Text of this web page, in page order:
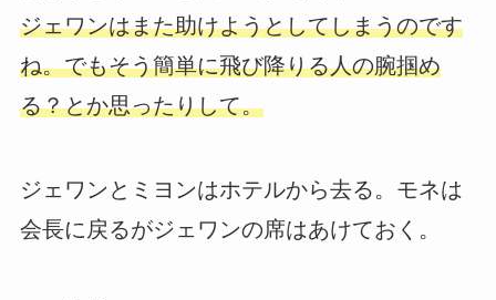
ジェワンはまた助けようとしてしまうのです
ね。でもそう簡単に飛び降りる人の腕掴め
る？とか思ったりして。
ジェワンとミヨンはホテルから去る。モネは
会長に戻るがジェワンの席はあけておく。